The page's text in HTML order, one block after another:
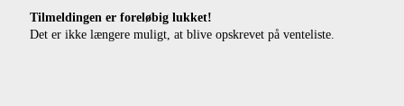
Tilmeldingen er foreløbig lukket!
Det er ikke længere muligt, at blive opskrevet på venteliste.